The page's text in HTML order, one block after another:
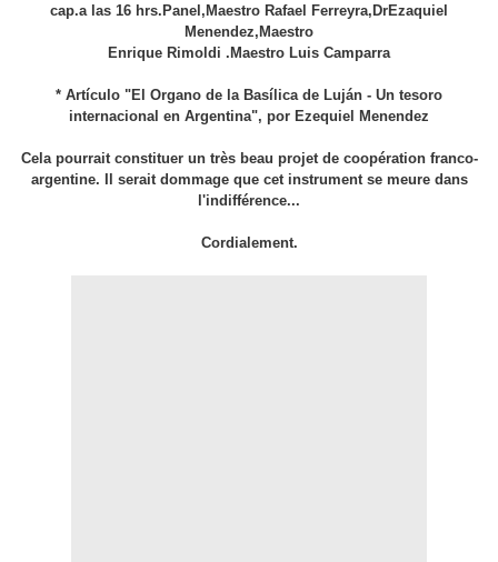
cap.a las 16 hrs.Panel,Maestro Rafael Ferreyra,DrEzaquiel
Menendez,Maestro
Enrique Rimoldi .Maestro Luis Camparra
* Artículo "El Organo de la Basílica de Luján - Un tesoro
internacional en Argentina", por Ezequiel Menendez
Cela pourrait constituer un très beau projet de coopération franco-
argentine. Il serait dommage que cet instrument se meure dans
l'indifférence...
Cordialement.